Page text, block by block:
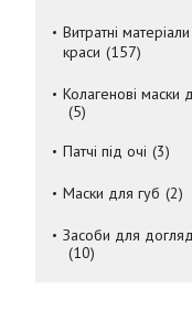
Витратні
краси
157
Колагенові маски
5
Патчі під очі
3
Маски для губ 2
Засоби для
10